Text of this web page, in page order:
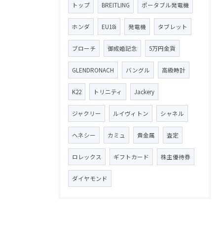
トップ BREITLING ポータブル発電機
ホンダ EU18i 発電機 タブレット
ブローチ 御成婚記念 5万円金貨
GLENDRONACH バングル 高級時計
K22 トリニティ Jackery
ジャクリー ルイヴィトン シャネル
ヘネシー カミュ 貴金属 査定
ロレックス ギフトカード 株主優待券
ダイヤモンド